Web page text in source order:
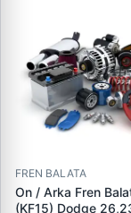
FREN BALATA
On / Arka Fren
(KF15) Dodge